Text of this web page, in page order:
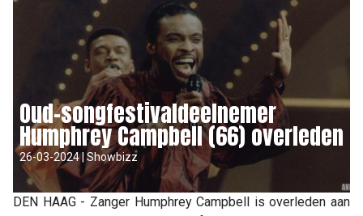
Oud-songfestivaldeelnemer
Humphrey Campbell (66) overleden
26-03-2024 | Showbizz
DEN HAAG - Zanger Humphrey Campbell is overleden aan